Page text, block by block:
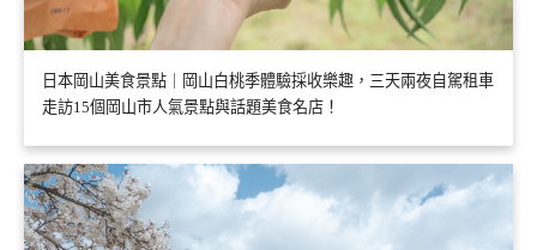
日本岡山美食景點｜岡山白桃季體驗採收樂趣，三天兩夜自駕租車
走訪15個岡山市人氣景點與話題美食名店！